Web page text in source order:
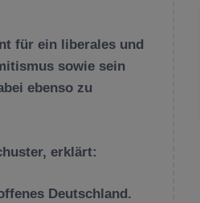
für ein liberales und
sowie sein
ebenso zu
erklärt:
Deutschland.